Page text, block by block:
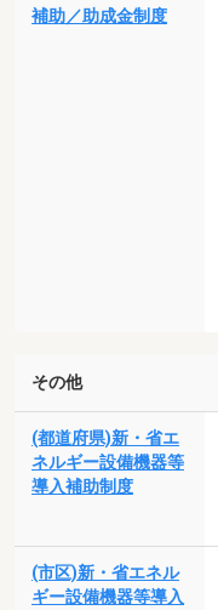
補助／助成金制度
その他
(都道府県)新・省エ
ネルギー設備機器等
導入補助制度
(市区)新・省エネル
ギー設備機器等導入